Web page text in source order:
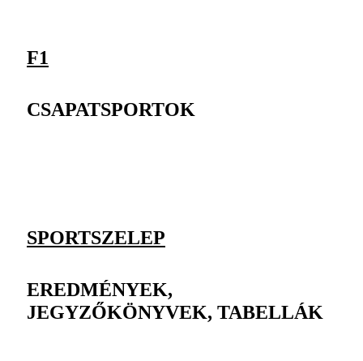
F1
CSAPATSPORTOK
SPORTSZELEP
EREDMÉNYEK,
JEGYZŐKÖNYVEK, TABELLÁK